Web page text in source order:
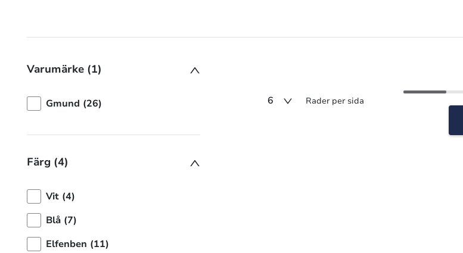
Varumärke (1)
Gmund (26)
Färg (4)
Vit (4)
Blå (7)
Elfenben (11)
6 Rader per sida